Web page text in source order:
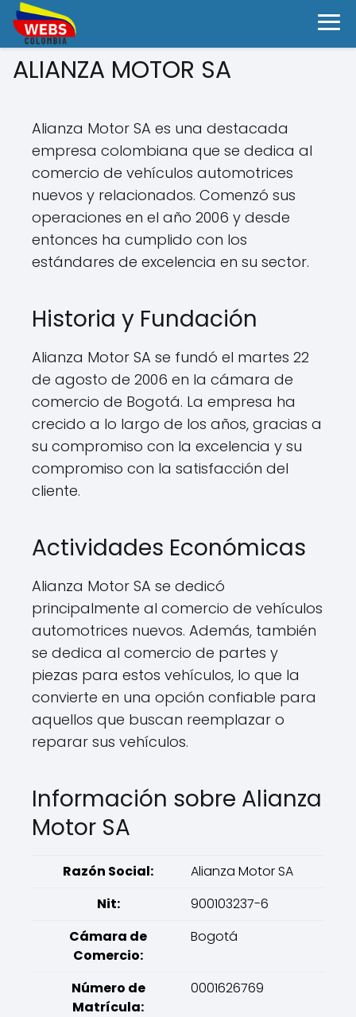
ALIANZA MOTOR SA
Alianza Motor SA es una destacada
empresa colombiana que se dedica al
comercio de vehículos automotrices
nuevos y relacionados. Comenzó sus
operaciones en el año 2006 y desde
entonces ha cumplido con los
estándares de excelencia en su sector.
Historia y Fundación
Alianza Motor SA se fundó el martes 22
de agosto de 2006 en la cámara de
comercio de Bogotá. La empresa ha
crecido a lo largo de los años, gracias a
su compromiso con la excelencia y su
compromiso con la satisfacción del
cliente.
Actividades Económicas
Alianza Motor SA se dedicó
principalmente al comercio de vehículos
automotrices nuevos. Además, también
se dedica al comercio de partes y
piezas para estos vehículos, lo que la
convierte en una opción confiable para
aquellos que buscan reemplazar o
reparar sus vehículos.
Información sobre Alianza
Motor SA
Razón Social:
Alianza Motor SA
Nit:
900103237-6
Cámara de
Comercio:
Bogotá
Número de
Matrícula:
0001626769